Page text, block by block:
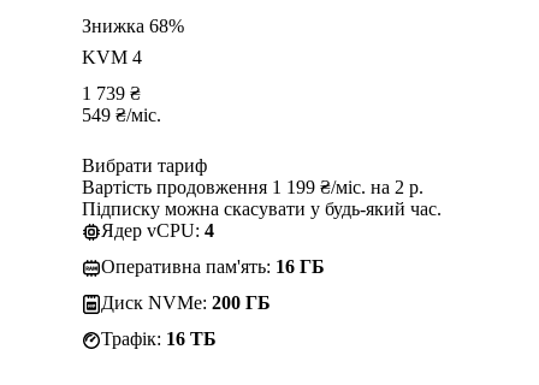
Знижка 68%
KVM 4
1 739 ₴
549 ₴/міс.
Вибрати тариф
Вартість продовження 1 199 ₴/міс. на 2 р.
Підписку можна скасувати у будь-який час.
Ядер vCPU: 4
Оперативна пам'ять: 16 ГБ
Диск NVMe: 200 ГБ
Трафік: 16 TБ